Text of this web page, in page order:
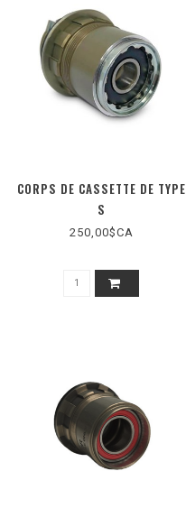
CORPS DE CASSETTE DE TYPE
S
250,00$CA